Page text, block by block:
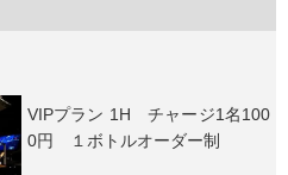
VIPプラン 1H チャージ1名100
0円 １ボトルオーダー制